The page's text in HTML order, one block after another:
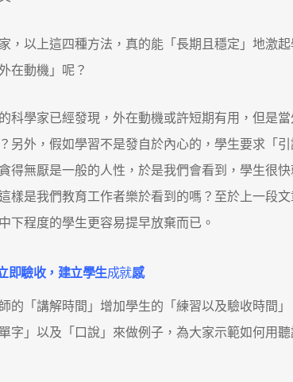
，以上這四種方法，真的能「長期且穩定」地激
在動機」呢？
科學家已經發現，外在動機或許短期有用，但是
另外，假如學習不是發自於內心的，學生要求「
得無厭是一般的人性，於是我們會看到，學生很
樣是我們教育工作者樂於看到的嗎？至於上一段
下程度的學生更容易提早放棄而已。
即驗收， 建立學生成就感
的「講解時間」增加學生的「練習以及驗收時間
字」以及「口說」來做例子，為大家示範如何用